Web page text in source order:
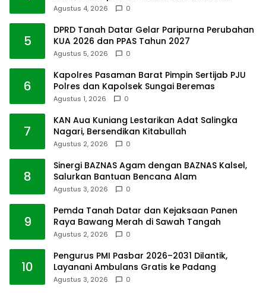
Agustus 4, 2026 0
5
DPRD Tanah Datar Gelar Paripurna Perubahan
KUA 2026 dan PPAS Tahun 2027
Agustus 5, 2026 0
6
Kapolres Pasaman Barat Pimpin Sertijab PJU
Polres dan Kapolsek Sungai Beremas
Agustus 1, 2026 0
7
KAN Aua Kuniang Lestarikan Adat Salingka
Nagari, Bersendikan Kitabullah
Agustus 2, 2026 0
8
Sinergi BAZNAS Agam dengan BAZNAS Kalsel,
Salurkan Bantuan Bencana Alam
Agustus 3, 2026 0
9
Pemda Tanah Datar dan Kejaksaan Panen
Raya Bawang Merah di Sawah Tangah
Agustus 2, 2026 0
10
Pengurus PMI Pasbar 2026–2031 Dilantik,
Layanani Ambulans Gratis ke Padang
Agustus 3, 2026 0